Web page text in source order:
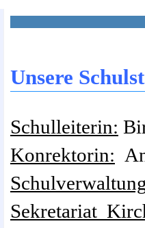
Unsere
Schulleiterin:
Konrektorin:
Sekretariat